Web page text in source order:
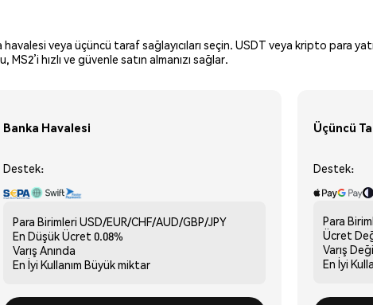
veya üçüncü taraf sağlayıcıları seçin. USDT veya kripto para
hızlı ve güvenle satın almanızı sağlar.
Banka Havalesi
Destek:
Para Birimleri USD/EUR/CHF/AUD/GBP/JPY
En Düşük Ücret 0.08%
Varış Anında
En İyi Kullanım Büyük miktar
Üçüncü
Destek:
Para
Ücret
Varış
En İyi